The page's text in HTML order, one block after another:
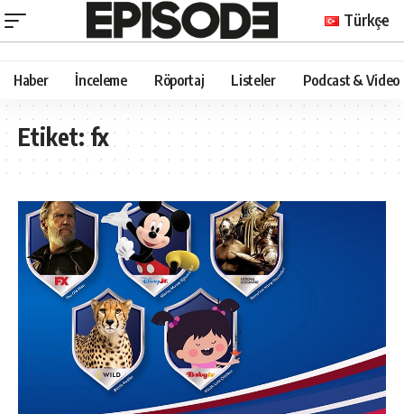
Türkçe
Haber İnceleme Röportaj Listeler Podcast & Video
Etiket:fx